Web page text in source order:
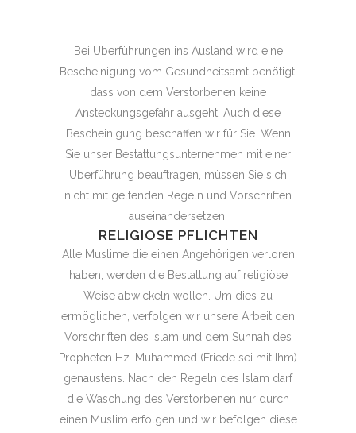
Bei Überführungen ins Ausland wird eine
Bescheinigung vom Gesundheitsamt benötigt,
dass von dem Verstorbenen keine
Ansteckungsgefahr ausgeht. Auch diese
Bescheinigung beschaffen wir für Sie. Wenn
Sie unser Bestattungsunternehmen mit einer
Überführung beauftragen, müssen Sie sich
nicht mit geltenden Regeln und Vorschriften
auseinandersetzen.
RELIGIOSE PFLICHTEN
Alle Muslime die einen Angehörigen verloren
haben, werden die Bestattung auf religiöse
Weise abwickeln wollen. Um dies zu
ermöglichen, verfolgen wir unsere Arbeit den
Vorschriften des Islam und dem Sunnah des
Propheten Hz. Muhammed (Friede sei mit Ihm)
genaustens. Nach den Regeln des Islam darf
die Waschung des Verstorbenen nur durch
einen Muslim erfolgen und wir befolgen diese